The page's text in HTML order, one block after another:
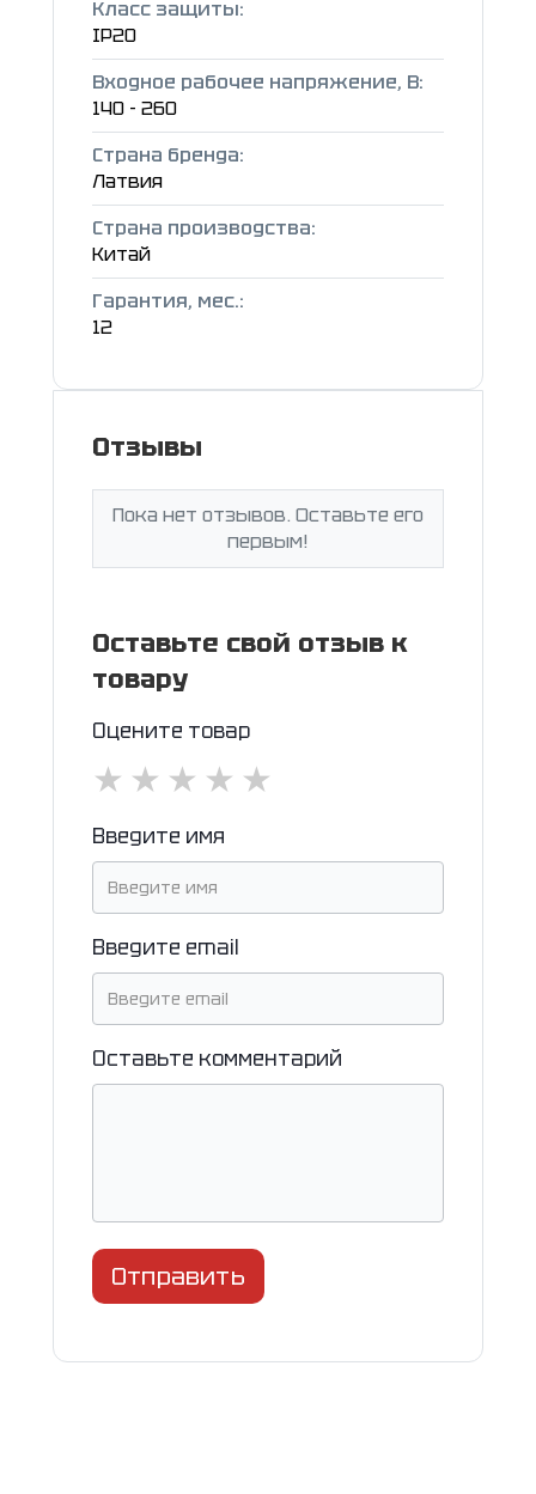
Класс защиты:
IP20
Входное рабочее напряжение, В:
140 - 260
Страна бренда:
Латвия
Страна производства:
Китай
Гарантия, мес.:
12
Отзывы
Пока нет отзывов. Оставьте его
первым!
Оставьте свой отзыв к
товару
Оцените товар
★
★
★
★
★
Введите имя
Введите email
Оставьте комментарий
Отправить